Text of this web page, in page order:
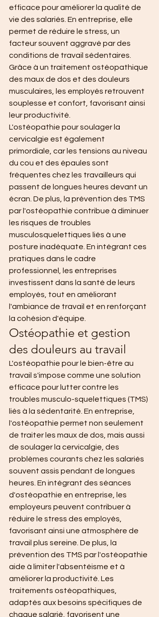
efficace pour améliorer la qualité de
vie des salariés. En entreprise, elle
permet de réduire le stress, un
facteur souvent aggravé par des
conditions de travail sédentaires.
Grâce à un traitement ostéopathique
des maux de dos et des douleurs
musculaires, les employés retrouvent
souplesse et confort, favorisant ainsi
leur productivité.
L'ostéopathie pour soulager la
cervicalgie est également
primordiale, car les tensions au niveau
du cou et des épaules sont
fréquentes chez les travailleurs qui
passent de longues heures devant un
écran. De plus, la prévention des TMS
par l'ostéopathie contribue à diminuer
les risques de troubles
musculosquelettiques liés à une
posture inadéquate. En intégrant ces
pratiques dans le cadre
professionnel, les entreprises
investissent dans la santé de leurs
employés, tout en améliorant
l'ambiance de travail et en renforçant
la cohésion d'équipe.
Ostéopathie et gestion
des douleurs au travail
L'ostéopathie pour le bien-être au
travail s'impose comme une solution
efficace pour lutter contre les
troubles musculo-squelettiques (TMS)
liés à la sédentarité. En entreprise,
l'ostéopathie permet non seulement
de traiter les maux de dos, mais aussi
de soulager la cervicalgie, des
problèmes courants chez les salariés
souvent assis pendant de longues
heures. En intégrant des séances
d'ostéopathie en entreprise, les
employeurs peuvent contribuer à
réduire le stress des employés,
favorisant ainsi une atmosphère de
travail plus sereine. De plus, la
prévention des TMS par l'ostéopathie
aide à limiter l'absentéisme et à
améliorer la productivité. Les
traitements ostéopathiques,
adaptés aux besoins spécifiques de
chaque salarié, favorisent une